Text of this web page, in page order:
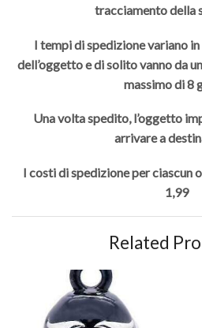
tracciamento della
I tempi di spedizione variano
dell’oggetto e di solito vanno da
massimo di 8
Una volta spedito, l’oggetto
arrivare a
I costi di spedizione per ciascun
1,99
Related